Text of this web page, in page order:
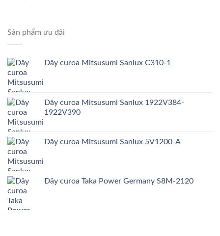
Sản phẩm ưu đãi
Dây curoa Mitsusumi Sanlux C310-1
Dây curoa Mitsusumi Sanlux 1922V384-
1922V390
Dây curoa Mitsusumi Sanlux 5V1200-A
Dây curoa Taka Power Germany S8M-2120